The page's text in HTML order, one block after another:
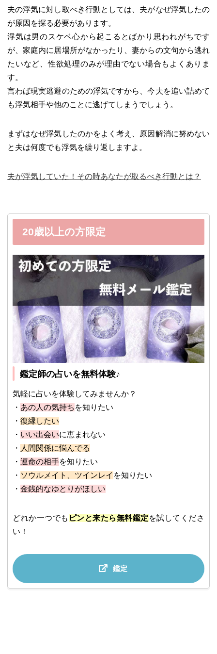
夫の浮気に対し取べき行動としては、夫がなぜ浮気したの
が原因を探る必要があります。
浮気は男のスケベ心から起こるとばかり思われがちです
が、家庭内に居場所がなかったり、妻からの文句から逃れ
たいなど、性欲処理のみが理由でない場合もよくありま
す。
言わば現実逃避のための浮気ですから、今夫を追い詰めて
も浮気相手や他のことに逃げてしまうでしょう。
まずはなぜ浮気したのかをよく考え、原因解消に努めない
と夫は何度でも浮気を繰り返しますよ。
夫が浮気していた！その時あなたが取るべき行動とは？
20歳以上の方限定
鑑定師の占いを無料体験♪
気軽に占いを体験してみませんか？
・ あの人の気持ち を知りたい
・ 復縁したい
・ いい出会いに恵まれない
・ 人間関係に悩んでる
・ 運命の相手を知りたい
・ ソウルメイト、ツインレイ を知りたい
・ 金銭的なゆとりがほしい
どれか一つでも ピンと来たら無料鑑定 を試してくださ
い！
鑑定